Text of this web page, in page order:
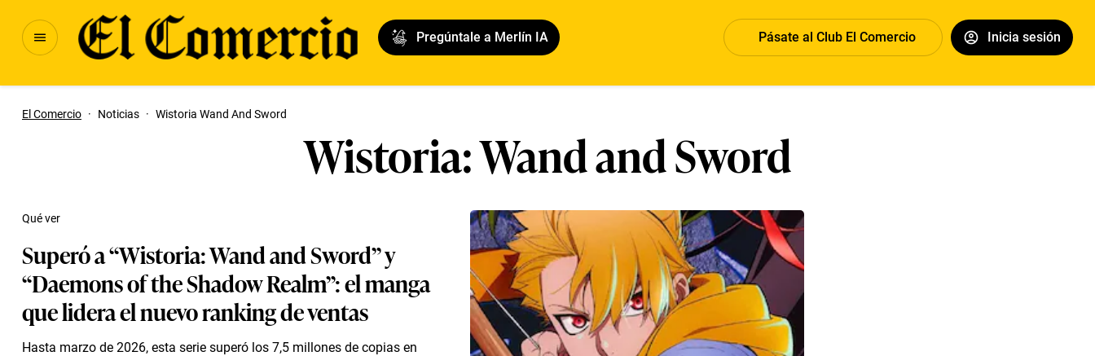
Pregúntale a Merlín IA Pásate al Club El Comercio Inicia sesión
El Comercio · Noticias · Wistoria Wand And Sword
Wistoria: Wand and Sword
Superó a “Wistoria: Wand and Sword” y
“Daemons of the Shadow Realm”: el manga
que lidera el nuevo ranking de ventas
Hasta marzo de 2026, esta serie superó los 7,5 millones de copias en
Qué ver